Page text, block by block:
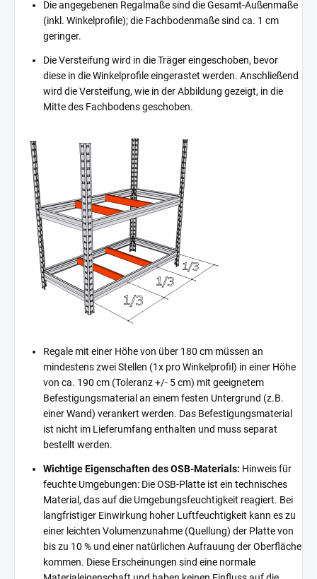
Die angegebenen Regalmaße sind die Gesamt-Außenmaße
(inkl. Winkelprofile); die Fachbodenmaße sind ca. 1 cm
geringer.
Die Versteifung wird in die Träger eingeschoben, bevor
diese in die Winkelprofile eingerastet werden. Anschließend
wird die Versteifung, wie in der Abbildung gezeigt, in die
Mitte des Fachbodens geschoben.
Regale mit einer Höhe von über 180 cm müssen an
mindestens zwei Stellen (1x pro Winkelprofil) in einer Höhe
von ca. 190 cm (Toleranz +/- 5 cm) mit geeignetem
Befestigungsmaterial an einem festen Untergrund (z.B.
einer Wand) verankert werden. Das Befestigungsmaterial
ist nicht im Lieferumfang enthalten und muss separat
bestellt werden.
Wichtige Eigenschaften des OSB-Materials: Hinweis für
feuchte Umgebungen: Die OSB-Platte ist ein technisches
Material, das auf die Umgebungsfeuchtigkeit reagiert. Bei
langfristiger Einwirkung hoher Luftfeuchtigkeit kann es zu
einer leichten Volumenzunahme (Quellung) der Platte von
bis zu 10 % und einer natürlichen Aufrauung der Oberfläche
kommen. Diese Erscheinungen sind eine normale